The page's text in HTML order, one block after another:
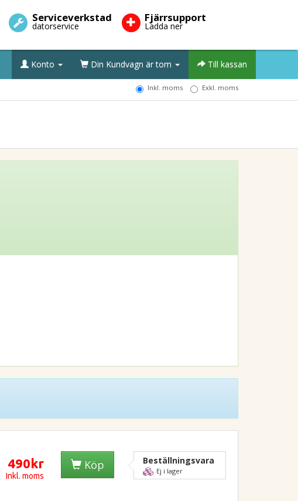
Serviceverkstad
datorservice
Fjärrsupport
Ladda ner
Konto Din Kundvagn är tom Till kassan
Inkl. moms Exkl. moms
490kr
Inkl. moms
Köp Beställningsvara
Ej i lager